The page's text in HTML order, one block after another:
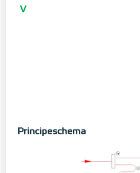
V
Principeschema